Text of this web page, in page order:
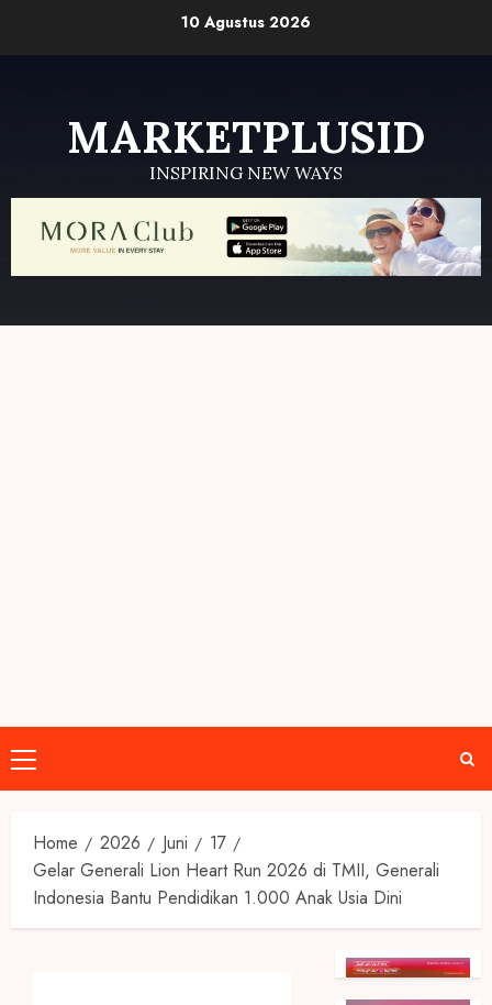
10 Agustus 2026
MARKETPLUSID
INSPIRING NEW WAYS
Primary
Menu
Home 2026 Juni
17
Gelar Generali Lion Heart Run 2026 di TMII, Generali
Indonesia Bantu Pendidikan 1.000 Anak Usia Dini